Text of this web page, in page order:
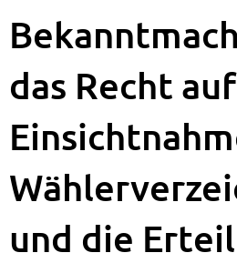
das Recht auf
und die